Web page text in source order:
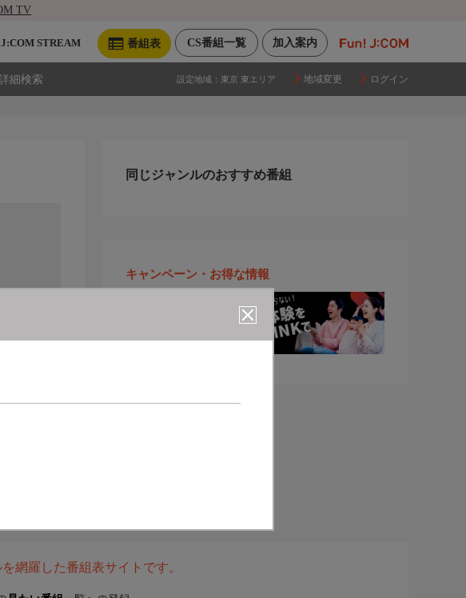
TV
加入案内
CS番組一覧
番組表
J:COM STREAM
細検索 設定地域： 東京 東エリア 地域変更 ログイン
同じジャンルのおすすめ番組
キャンペーン・お得な情報
網羅した番組表サイトです。